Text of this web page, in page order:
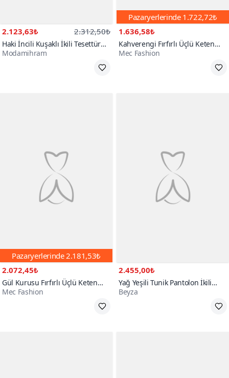
2.123,63₺ 2.312,50₺
Haki İncili Kuşaklı İkili Tesettür
Takım
Modamihram
Pazaryerlerinde 1.722,72₺
1.636,58₺
Kahverengi Fırfırlı Üçlü Keten
İkili Tesettür Takım
Mec Fashion
Pazaryerlerinde2.181,53₺
2.072,45₺
Gül Kurusu Fırfırlı Üçlü Keten
İkili Tesettür Takım
Mec Fashion
2.455,00₺
Yağ Yeşili Tunik Pantolon İkili
Takım
Beyza